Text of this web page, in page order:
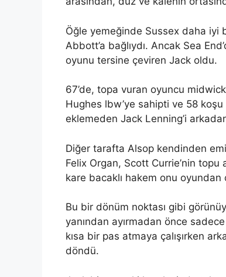
Öğle yemeğinde Sussex daha iyi
Abbott’a bağlıydı. Ancak Sea
oyunu tersine çeviren Jack oldu.
67’de, topa vuran oyuncu
Hughes lbw’ye sahipti ve 58
eklemeden Jack Lenning’i
Diğer tarafta Alsop kendinden
Felix Organ, Scott Currie’nin topu
kare bacaklı hakem onu ​​oyundan
Bu bir dönüm noktası gibi
yanından ayırmadan önce
kısa bir pas atmaya çalışırken
döndü.